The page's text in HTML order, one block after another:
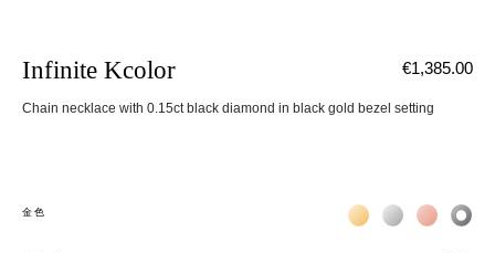
Infinite Kcolor
Chain necklace with 0.15ct black diamond in black gold bezel setting
€1,385.00
金色 Жёлтое золото 18К
Белое золото
Розовое